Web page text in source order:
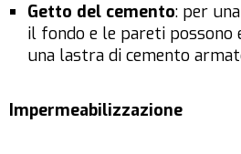
Getto del cemento: per
il fondo e le pareti possono
una lastra di cemento
Impermeabilizzazione